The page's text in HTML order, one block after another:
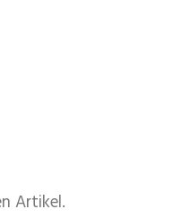
Artikel.